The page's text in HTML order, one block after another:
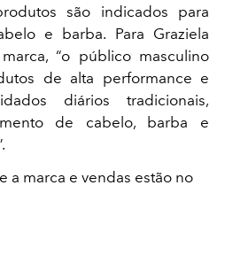
são indicados para
e barba. Para Graziela
“o público masculino
de alta performance e
diários tradicionais,
de cabelo, barba e
a marca e vendas estão no